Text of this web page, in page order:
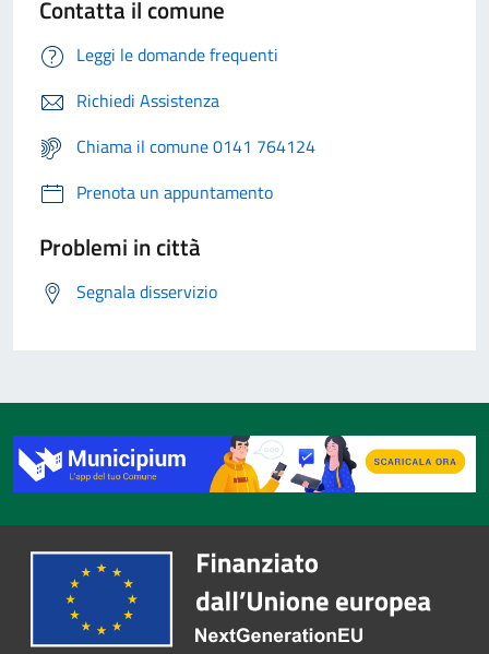
Contatta il comune
Leggi le domande frequenti
Richiedi Assistenza
Chiama il comune 0141 764124
Prenota un appuntamento
Problemi in città
Segnala disservizio